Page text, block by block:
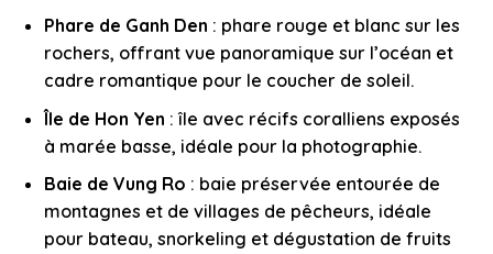
Phare de Ganh Den : phare rouge et blanc sur les
rochers, offrant vue panoramique sur l’océan et
cadre romantique pour le coucher de soleil.
Île de Hon Yen : île avec récifs coralliens exposés
à marée basse, idéale pour la photographie.
Baie de Vung Ro : baie préservée entourée de
montagnes et de villages de pêcheurs, idéale
pour bateau, snorkeling et dégustation de fruits